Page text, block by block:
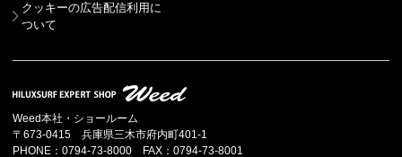
クッキーの広告配信利用に
ついて
Weed本社・ショールーム
〒673-0415 兵庫県三木市府内町401-1
PHONE：0794-73-8000 FAX：0794-73-8001